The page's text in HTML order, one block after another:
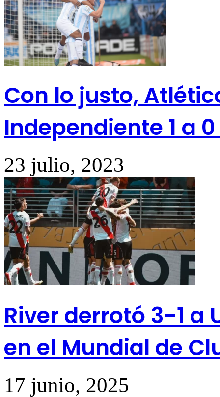
Con lo justo,
Independiente 1 a
23 julio, 2023
River derrotó 3-1 a
en el Mundial de
17 junio, 2025